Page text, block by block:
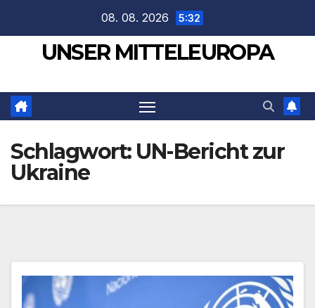
springen
08. 08. 2026 5:32
UNSER MITTELEUROPA
Schlagwort: UN-Bericht zur
Ukraine